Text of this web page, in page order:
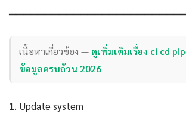
เนื้อหาเกี่ยวข้อง — ดูเพิ่มเติมเรื่อง ci cd
ข้อมูลครบถ้วน 2026
1. Update system